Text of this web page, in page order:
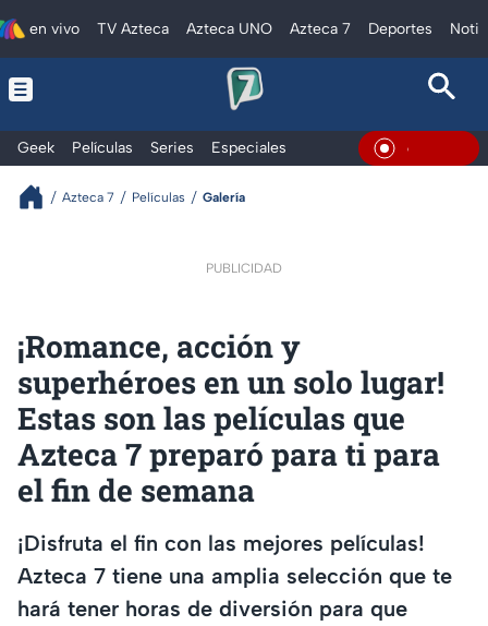
en vivo TV Azteca Azteca UNO Azteca 7 Deportes
Geek Películas Series Especiales
Azteca 7 Películas Galería
PUBLICIDAD
¡Romance, acción y
superhéroes en un solo lugar!
Estas son las películas que
Azteca 7 preparó para ti para
el fin de semana
¡Disfruta el fin con las mejores películas!
Azteca 7 tiene una amplia selección que te
hará tener horas de diversión para que